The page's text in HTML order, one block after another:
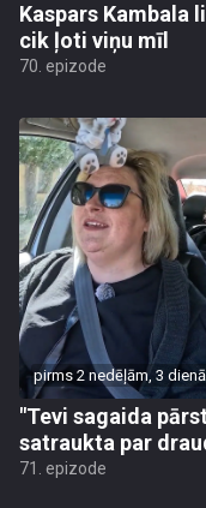
Kaspars Kambala
cik ļoti viņu mīl
70. epizode
pirms 2 nedēļām, 3
"Tevi sagaida
satraukta par
71. epizode